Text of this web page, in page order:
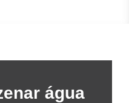
água